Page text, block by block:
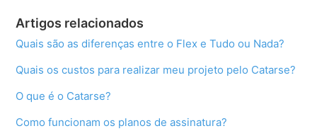
Artigos relacionados
Quais são as diferenças entre o Flex e Tudo ou Nada?
Quais os custos para realizar meu projeto pelo Catarse?
O que é o Catarse?
Como funcionam os planos de assinatura?